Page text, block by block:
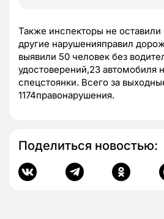
Также инспекторы не оставили
другие нарушенияправил
выявили 50 человек без
удостоверений,23 автомобиля
спецстоянки. Всего за
1174правонарушения.
Поделиться новостью: